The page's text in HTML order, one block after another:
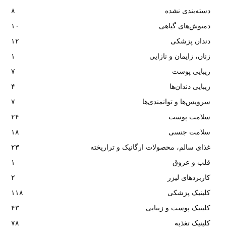
دسته‌بندی نشده
۸
دمنوش‌های گیاهی
۱۰
دندان پزشکی
۱۲
زنان، زایمان و نازایی
۱
زیبایی پوست
۷
زیبایی دندان‌ها
۴
سرویس‌ها و توانمندی‌ها
۷
سلامت پوست
۲۴
سلامت جنسی
۱۸
غذای سالم، محصولات ارگانیک و تراریخته
۲۳
قلب و عروق
۱
کاربردهای لیزر
۲
کلینیک پزشکی
۱۱۸
کلینیک پوست و زیبایی
۴۳
کلینیک تغذیه
۷۸